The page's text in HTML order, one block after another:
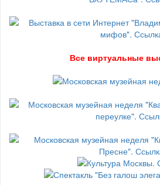
Все виртуальные